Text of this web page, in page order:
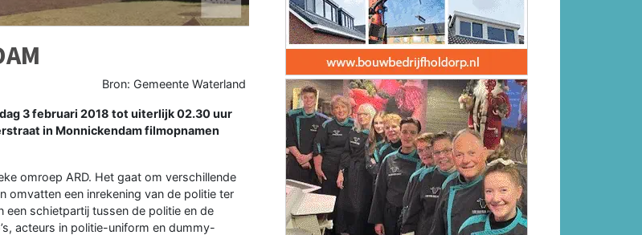
Bron: Gemeente Waterland
3 februari 2018 tot uiterlijk 02.30 uur
in Monnickendam filmopnamen
omroep ARD. Het gaat om verschillende
omvatten een inrekening van de politie ter
een schietpartij tussen de politie en de
acteurs in politie-uniform en dummy-